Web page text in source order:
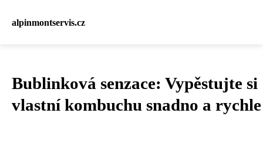
alpinmontservis.cz
Bublinková senzace: Vypěstujte si
vlastní kombuchu snadno a rychle